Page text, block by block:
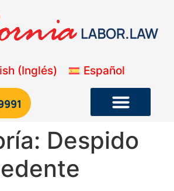
(Inglés) Español
Despido